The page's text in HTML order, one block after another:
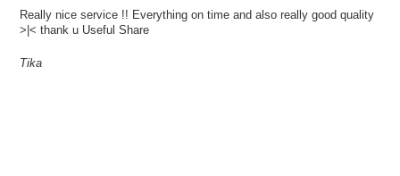
Really nice service !! Everything on time and also really good quality
>|< thank u Useful Share
Tika